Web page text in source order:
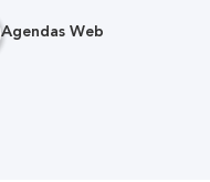
Agendas Web